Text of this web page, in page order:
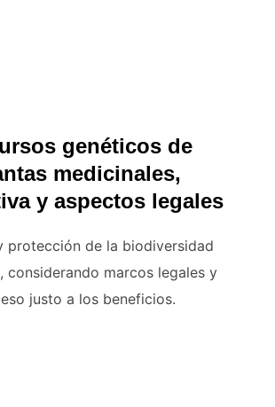
genéticos de
medicinales,
y aspectos legales
protección de la biodiversidad
considerando marcos legales y
justo a los beneficios.